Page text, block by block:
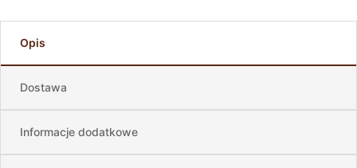
Opis
Dostawa
Informacje dodatkowe